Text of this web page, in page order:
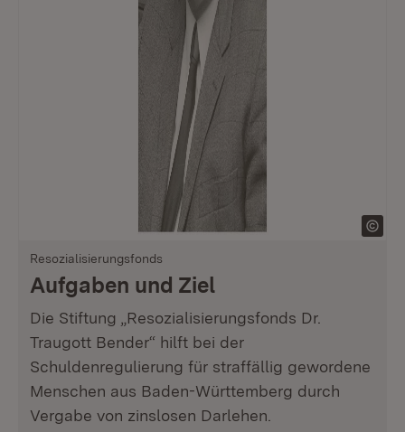
Resozialisierungsfonds
Aufgaben und Ziel
Die Stiftung „Resozialisierungsfonds Dr.
Traugott Bender“ hilft bei der
Schuldenregulierung für straffällig gewordene
Menschen aus Baden-Württemberg durch
Vergabe von zinslosen Darlehen.